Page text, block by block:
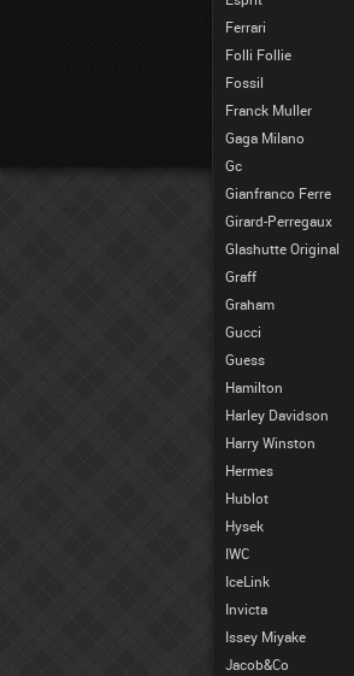
Ferrari
Folli Follie
Fossil
Franck Muller
Gaga Milano
Gc
Gianfranco Ferre
Girard-Perregaux
Glashutte Original
Graff
Graham
Gucci
Guess
Hamilton
Harley Davidson
Harry Winston
Hermes
Hublot
Hysek
IWC
IceLink
Invicta
Issey Miyake
Jacob&Co